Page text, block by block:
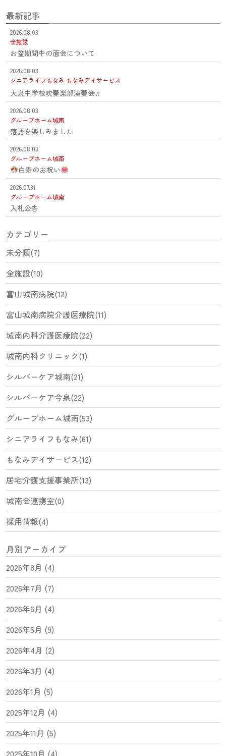
最新記事
2026.08.03
全施設
お盆期間中の面会について
2026.08.03
シニアライフもなみ もなみデイサービス
大泉中学校吹奏楽部演奏会♬
2026.08.03
グループホーム城南
落語を楽しみました
2026.08.03
グループホーム城南
白寿のお祝い
2026.07.31
グループホーム城南
入札公告
カテゴリー
未分類(7)
全施設(10)
富山城南病院(12)
富山城南病院介護医療院(11)
城南内科介護医療院(22)
城南内科クリニック(1)
シルバーケア城南(21)
シルバーケア今泉(22)
グループホーム城南(53)
シニアライフもなみ(61)
もなみデイサービス(12)
居宅介護支援事業所(13)
城南会連携室(0)
採用情報(4)
月別アーカイブ
2026年8月 (4)
2026年7月 (7)
2026年6月 (4)
2026年5月 (9)
2026年4月 (2)
2026年3月 (4)
2026年1月 (5)
2025年12月 (4)
2025年11月 (5)
2025年10月 (4)